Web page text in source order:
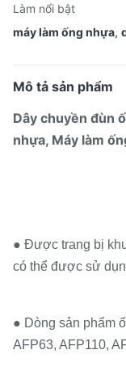
Làm nổi bật
máy làm ống nhựa,
Mô tả sản phẩm
Dây chuyền đùn
nhựa, Máy làm
● Được trang bị
có thể được sử
● Dòng sản phẩm
AFP63, AFP110,